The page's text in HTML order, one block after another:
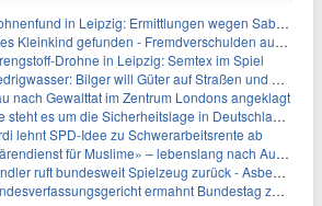
in Leipzig: Ermittlungen wegen Sabotage und Spionage
Kleinkind gefunden - Fremdverschulden ausgeschlossen
Drohne in Leipzig: Semtex im Spiel
Bilger will Güter auf Straßen und Schienen bringen
nach Gewalttat im Zentrum Londons angeklagt
steht es um die Sicherheitslage in Deutschland?
lehnt SPD-Idee zu Schwerarbeitsrente ab
für Muslime» – lebenslang nach Auto-Anschlag
ruft bundesweit Spielzeug zurück - Asbestverdacht
ermahnt Bundestag zu zügiger Wahlprüfung